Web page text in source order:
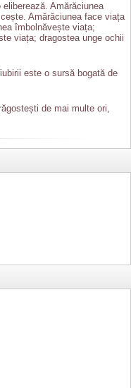
Amărăciunea
Amărăciunea face viața
îmbolnăvește viața;
viața; dragostea unge ochii
este o sursă bogată de
de mai multe ori,